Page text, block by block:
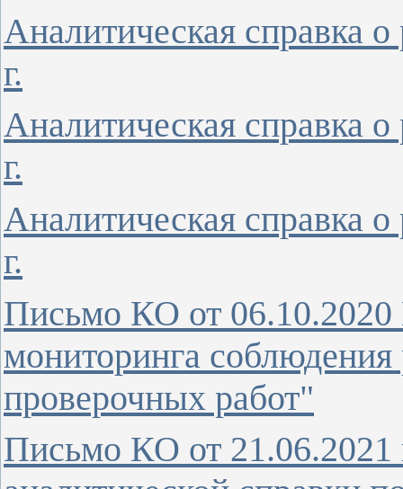
Аналитическая справка
г.
Аналитическая справка
г.
Аналитическая справка
г.
Письмо КО от 06.10.2020
мониторинга соблюдения
проверочных работ"
Письмо КО от